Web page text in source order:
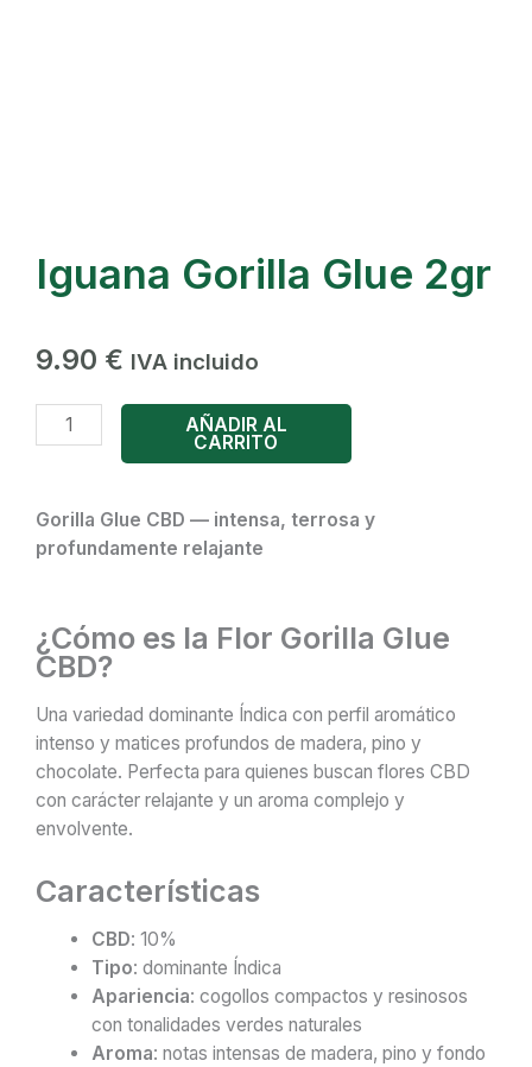
Iguana Gorilla Glue 2gr
9.90 € IVA incluido
Iguana
Gorilla
cantidad
AÑADIR AL
CARRITO
Gorilla Glue CBD — intensa, terrosa y
profundamente relajante
¿Cómo es la Flor Gorilla Glue
CBD?
Una variedad dominante Índica con perfil aromático
intenso y matices profundos de madera, pino y
chocolate. Perfecta para quienes buscan flores CBD
con carácter relajante y un aroma complejo y
envolvente.
Características
CBD: 10%
Tipo: dominante Índica
Apariencia: cogollos compactos y resinosos
con tonalidades verdes naturales
Aroma: notas intensas de madera, pino y fondo